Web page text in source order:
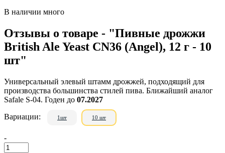
В наличии много
Отзывы о товаре - "Пивные дрожжи
British Ale Yeast CN36 (Angel), 12 г - 10
шт"
Универсальный элевый штамм дрожжей, подходящий для
производства большинства стилей пива. Ближайший аналог
Safale S-04. Годен до 07.2027
Вариации:
1шт 10 шт
-